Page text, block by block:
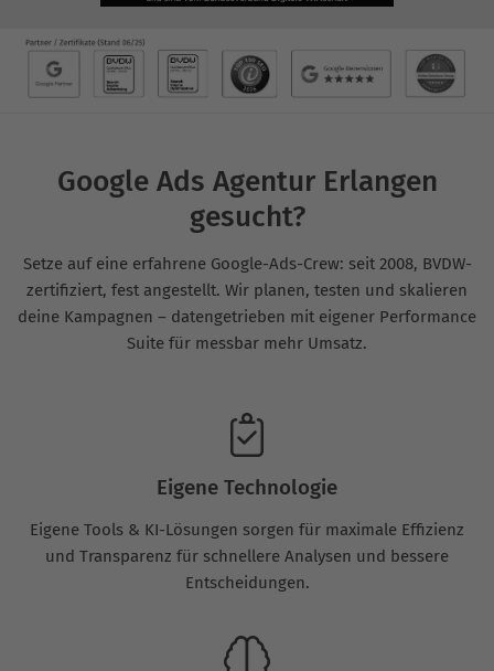
Google Ads Agentur Erlangen
gesucht?
Setze auf eine erfahrene Google-Ads-Crew: seit 2008, BVDW-
zertifiziert, fest angestellt. Wir planen, testen und skalieren
deine Kampagnen – datengetrieben mit eigener Performance
Suite für messbar mehr Umsatz.
Eigene Technologie
Eigene Tools & KI-Lösungen sorgen für maximale Effizienz
und Transparenz für schnellere Analysen und bessere
Entscheidungen.